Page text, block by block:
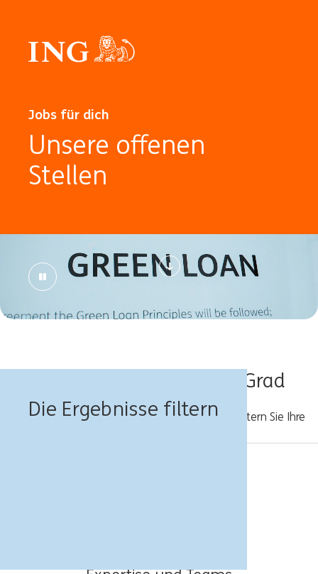
Jobs für dich
Unsere offenen
Stellen
Die Ergebnisse filtern
Stellenanzeigen - Sofia-Grad
Bitte erfassen Sie eine neue Suche, oder erweitern Sie Ihre